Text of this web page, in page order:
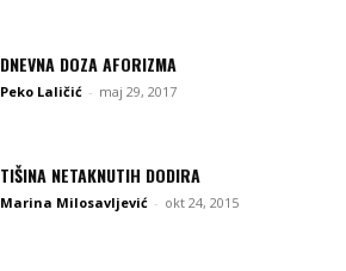
DNEVNA DOZA AFORIZMA
Peko Laličić - maj 29, 2017
TIŠINA NETAKNUTIH DODIRA
Marina Milosavljević - okt 24, 2015